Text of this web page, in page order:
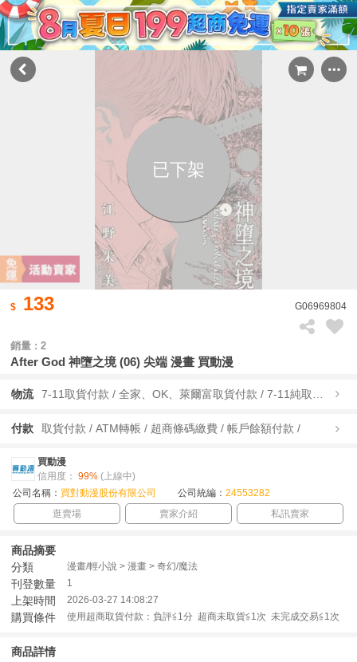
已下架
133 G06969804
銷量 : 2
After God 神墮之境 (06) 尖端 漫畫 買動漫
物流
付款 取貨付款 / ATM轉帳 / 超商條碼繳費 / 帳戶餘額付款 /
買動漫
信用度： 99% (上線中)
公司名稱： 買對動漫股份有限公司 公司統編： 24553282
逛賣場
賣家介紹 私訊賣家
商品摘要
分類
漫畫/輕小說 > 漫畫 > 奇幻/魔法
刊登數量 1
上架時間 2026-03-27 14:08:27
購買條件 使用超商取貨付款：負評≦1分 超商未取貨≦1次 未完成交易≦1次
商品詳情